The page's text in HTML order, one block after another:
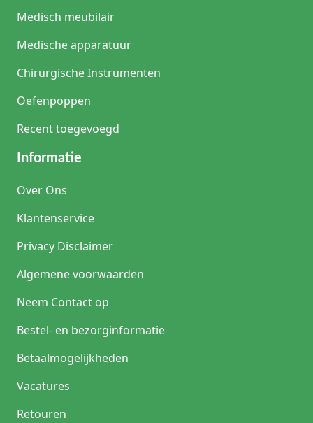
Medisch meubilair
Medische apparatuur
Chirurgische Instrumenten
Oefenpoppen
Recent toegevoegd
Informatie
Over Ons
Klantenservice
Privacy Disclaimer
Algemene voorwaarden
Neem Contact op
Bestel- en bezorginformatie
Betaalmogelijkheden
Vacatures
Retouren